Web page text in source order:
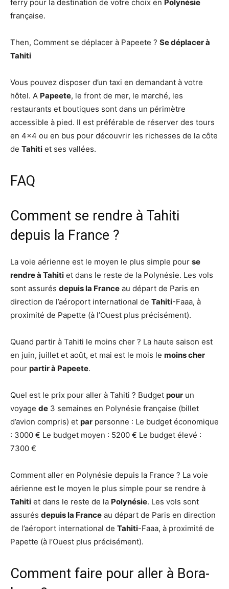
ferry pour la destination de votre choix en Polynésie
française.
Then, Comment se déplacer à Papeete ? Se déplacer à
Tahiti
Vous pouvez disposer d’un taxi en demandant à votre
hôtel. A Papeete, le front de mer, le marché, les
restaurants et boutiques sont dans un périmètre
accessible à pied. Il est préférable de réserver des tours
en 4×4 ou en bus pour découvrir les richesses de la côte
de Tahiti et ses vallées.
FAQ
Comment se rendre à Tahiti
depuis la France ?
La voie aérienne est le moyen le plus simple pour se
rendre à Tahiti et dans le reste de la Polynésie. Les vols
sont assurés depuis la France au départ de Paris en
direction de l’aéroport international de Tahiti-Faaa, à
proximité de Papette (à l’Ouest plus précisément).
Quand partir à Tahiti le moins cher ? La haute saison est
en juin, juillet et août, et mai est le mois le moins cher
pour partir à Papeete.
Quel est le prix pour aller à Tahiti ? Budget pour un
voyage de 3 semaines en Polynésie française (billet
d’avion compris) et par personne : Le budget économique
: 3000 € Le budget moyen : 5200 € Le budget élevé :
7300 €
Comment aller en Polynésie depuis la France ? La voie
aérienne est le moyen le plus simple pour se rendre à
Tahiti et dans le reste de la Polynésie. Les vols sont
assurés depuis la France au départ de Paris en direction
de l’aéroport international de Tahiti-Faaa, à proximité de
Papette (à l’Ouest plus précisément).
Comment faire pour aller à Bora-